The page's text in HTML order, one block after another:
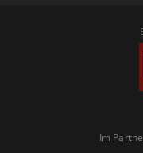
Im